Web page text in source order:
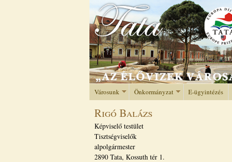
Városunk Önkormányzat E-ügyintézés
Rigó Balázs
Képviselő testület
Tisztségviselők
alpolgármester
2890 Tata, Kossuth tér 1.